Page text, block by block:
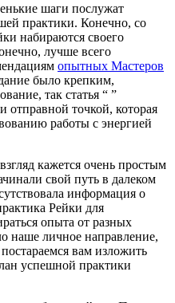
шаги послужат
практики. Конечно, со
набираются своего
лучше всего
опытных Мастеров
было крепким,
так статья “ ”
отправной точкой, которая
работы с энергией
кажется очень простым
свой путь в далеком
информация о
Рейки для
опыта от разных
наше личное направление,
вам изложить
успешной практики